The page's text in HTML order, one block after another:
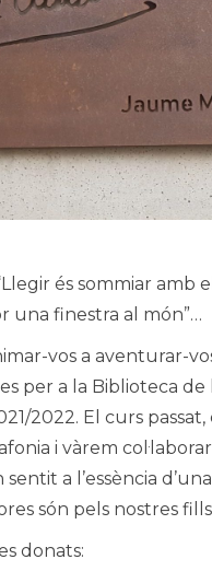
és sommiar amb
una finestra al món”…
vos a aventurar-
per a la Biblioteca
2022. El curs
i vàrem
a l’essència
són pels nostres fills
donats: